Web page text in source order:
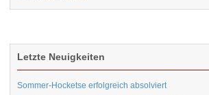
Letzte Neuigkeiten
Sommer-Hocketse erfolgreich absolviert